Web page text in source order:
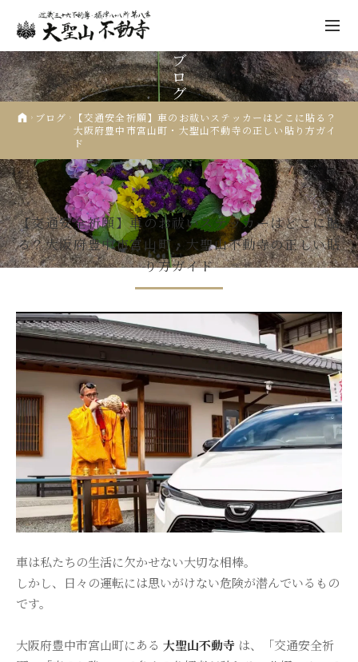
不動寺について
祈願
先祖供養
年中行事
仏像彫刻
納経・ご朱印
樹木葬
永代供養・納骨
ブログ
アクセス
お問い合わせ
ブ
ロ
グ
ブログ
【交通安全祈願】車のお祓いステッカーはどこに貼る？
大阪府豊中市宮山町・大聖山不動寺の正しい貼り方ガイ
ド
交通安全祈願 2026.01.27
【交通安全祈願】車のお祓いステッカーはどこに貼
る？大阪府豊中市宮山町・大聖山不動寺の正しい貼
り方ガイド
車は私たちの生活に欠かせない大切な相棒。
しかし、日々の運転には思いがけない危険が潜んでいるもの
です。
大阪府豊中市宮山町にある 大聖山不動寺 は、「交通安全祈